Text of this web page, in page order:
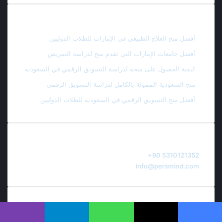
أفضل منح العلاج الطبيعي في الإمارات للطلاب الدوليين
أفضل جامعات الإمارات التي تقدم منح لدراسة التمريض
كيفية الحصول على منحة لدراسة التسويق الرقمي في السعودية
منح السعودية الممولة بالكامل لدراسة التسويق الرقمي
أفضل منح التسويق الرقمي في السعودية للطلاب الدوليين
+90 5310121352
info@persmind.com